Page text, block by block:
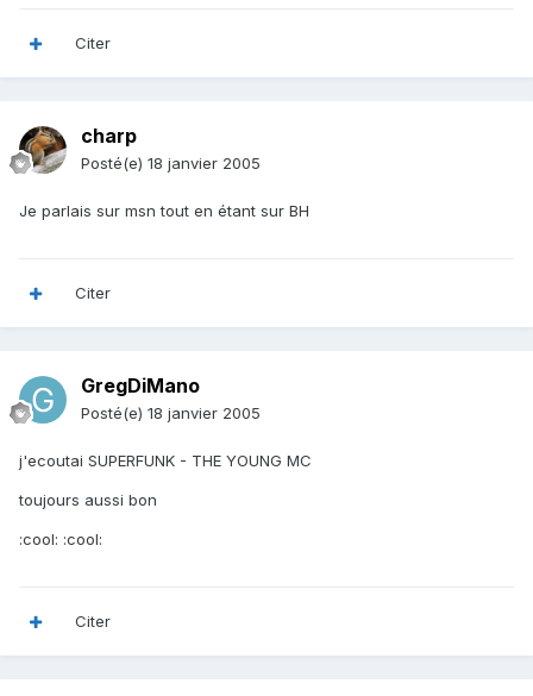
Citer
charp
Posté(e) 18 janvier 2005
Je parlais sur msn tout en étant sur BH
Citer
GregDiMano
Posté(e) 18 janvier 2005
j'ecoutai SUPERFUNK - THE YOUNG MC
toujours aussi bon
:cool: :cool:
Citer